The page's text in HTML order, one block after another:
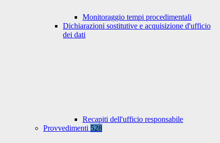
Monitoraggio tempi procedimentali
Dichiarazioni sostitutive e acquisizione d'ufficio
dei dati
Recapiti dell'ufficio responsabile
Provvedimenti 528